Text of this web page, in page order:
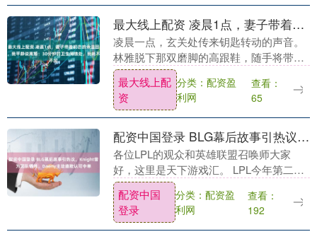
最大线上配资 凌晨1点，妻子带着初恋的余温回家，我平静说离婚：30分钟的卫生间独处，我耗不起
凌晨一点，玄关处传来钥匙转动的声音。
林雅脱下那双磨脚的高跟鞋，随手将带着
酒精与陌生香水味的外套扔在沙发上，嘴
角挂着似有似无的笑意最大线上配资，眼
神里藏着狡黠的试....
最大线上配
资
分类：配资盈
利网
查看：
65
配资中国登录 BLG幕后故事引热议，Knight曾为团队牺牲，Daeny主动道歉认可中单
各位LPL的观众和英雄联盟召唤师大家
好，这里是天下游戏汇。 LPL今年第二赛
段的竞争比较激烈，第一赛段的大王队伍
BLG也未能保持不败金身，被TES击败，
目前排名....
配资中国
登录
分类：配资盈
利网
查看：
192